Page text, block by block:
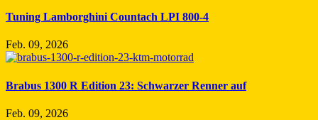
Tuning Lamborghini Countach LPI 800-4
Feb. 09, 2026
Brabus 1300 R Edition 23: Schwarzer Renner auf
Feb. 09, 2026